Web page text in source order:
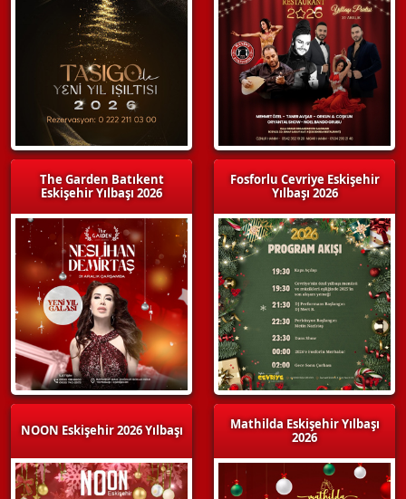
The Garden Batıkent
Eskişehir Yılbaşı 2026
NOON Eskişehir 2026 Yılbaşı
Fosforlu Cevriye Eskişehir
Yılbaşı 2026
Mathilda Eskişehir Yılbaşı
2026